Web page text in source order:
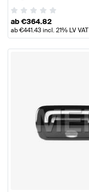
ab€364.82
ab€441.43incl. 21% LV VAT